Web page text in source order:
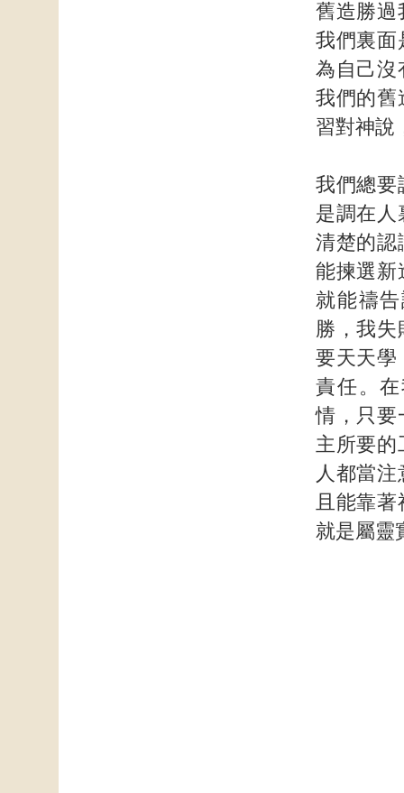
舊造勝過
我們裏面
為自己沒
我們的舊
習對神說
我們總要
是調在人
清楚的認
能揀選新
就能禱
勝，我
要天天學
責任。
情，只要
主所要的
人都當
且能靠
就是屬靈